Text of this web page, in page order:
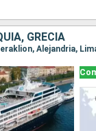
GRECIA
Alejandria,